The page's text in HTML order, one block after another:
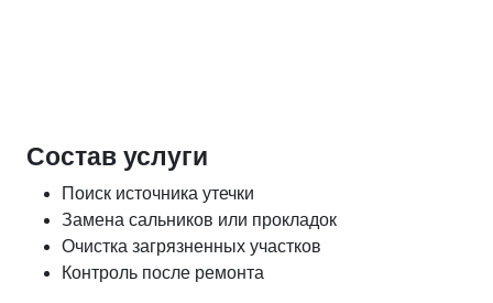
Состав услуги
Поиск источника утечки
Замена сальников или прокладок
Очистка загрязненных участков
Контроль после ремонта